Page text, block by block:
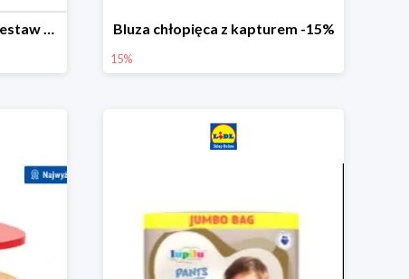
PLAYTIVE® Drewniany zestaw gier 10 w 1 Bluza chłopięca z kapturem -15%
15%